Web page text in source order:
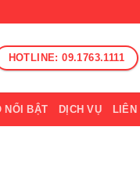
HOTLINE: 09.1763.1111
NỔI BẬT DỊCH VỤ LIÊN